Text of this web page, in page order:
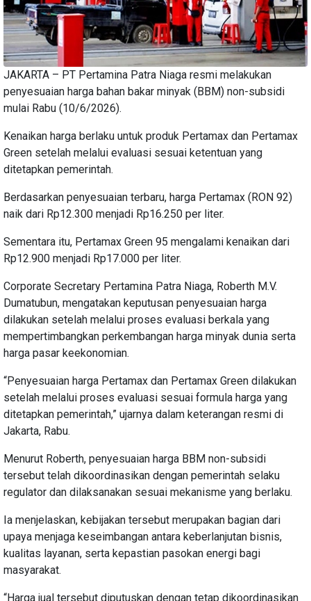
JAKARTA – PT Pertamina Patra Niaga resmi melakukan
penyesuaian harga bahan bakar minyak (BBM) non-subsidi
mulai Rabu (10/6/2026).
Kenaikan harga berlaku untuk produk Pertamax dan Pertamax
Green setelah melalui evaluasi sesuai ketentuan yang
ditetapkan pemerintah.
Berdasarkan penyesuaian terbaru, harga Pertamax (RON 92)
naik dari Rp12.300 menjadi Rp16.250 per liter.
Sementara itu, Pertamax Green 95 mengalami kenaikan dari
Rp12.900 menjadi Rp17.000 per liter.
Corporate Secretary Pertamina Patra Niaga, Roberth M.V.
Dumatubun, mengatakan keputusan penyesuaian harga
dilakukan setelah melalui proses evaluasi berkala yang
mempertimbangkan perkembangan harga minyak dunia serta
harga pasar keekonomian.
“Penyesuaian harga Pertamax dan Pertamax Green dilakukan
setelah melalui proses evaluasi sesuai formula harga yang
ditetapkan pemerintah,” ujarnya dalam keterangan resmi di
Jakarta, Rabu.
Menurut Roberth, penyesuaian harga BBM non-subsidi
tersebut telah dikoordinasikan dengan pemerintah selaku
regulator dan dilaksanakan sesuai mekanisme yang berlaku.
Ia menjelaskan, kebijakan tersebut merupakan bagian dari
upaya menjaga keseimbangan antara keberlanjutan bisnis,
kualitas layanan, serta kepastian pasokan energi bagi
masyarakat.
“Harga jual tersebut diputuskan dengan tetap dikoordinasikan